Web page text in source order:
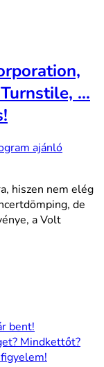
…
ajánló
hiszen nem elég
de
a Volt
bent!
Mindkettőt?